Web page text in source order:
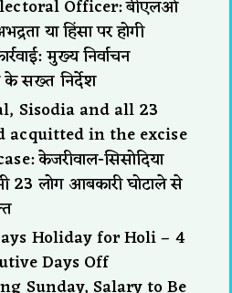
Officer: बीएलओ
या हिंसा पर होगी
मुख्य निर्वाचन
के सख्त निर्देश
Sisodia and all 23
acquitted in the excise
केजरीवाल-सिसोदिया
23 लोग आबकारी घोटाले से
Holiday for Holi – 4
Days Off